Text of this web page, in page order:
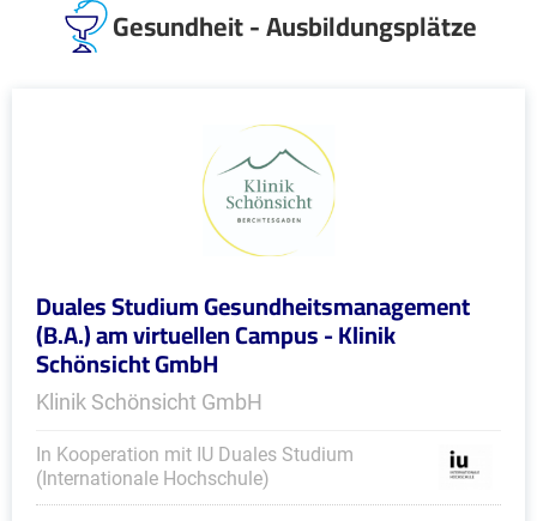
Gesundheit - Ausbildungsplätze
Duales Studium Gesundheitsmanagement
(B.A.) am virtuellen Campus - Klinik
Schönsicht GmbH
Klinik Schönsicht GmbH
In Kooperation mit IU Duales Studium
(Internationale Hochschule)